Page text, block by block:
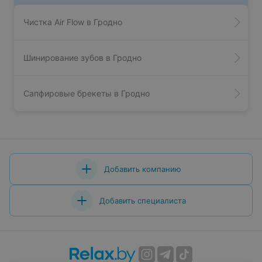
Чистка Air Flow в Гродно
Шинирование зубов в Гродно
Сапфировые брекеты в Гродно
Добавить компанию
Добавить специалиста